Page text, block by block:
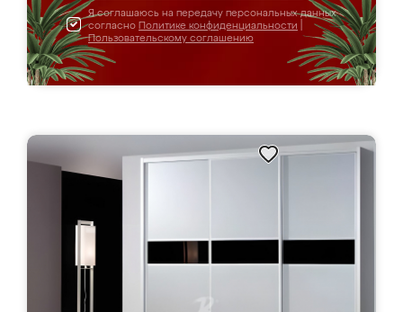
Я соглашаюсь на передачу персональных данных
согласно Политике конфиденциальности
Пользовательскому соглашению